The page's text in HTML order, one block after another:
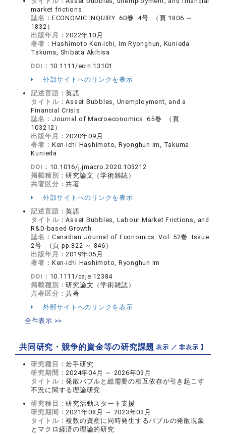
market frictions
誌名： ECONOMIC INQUIRY 60巻 4号 （頁 1806 ～
1832）
出版年月：2022年10月
著者： Hashimoto Ken-ichi, Im Ryonghun, Kunieda
Takuma, Shibata Akihisa
DOI： 10.1111/ecin.13101
外部サイトへのリンクを表示
記述言語：英語
タイトル：Asset Bubbles, Unemployment, and a
Financial Crisis
誌名： Journal of Macroeconomics 65巻 （頁
103212）
出版年月：2020年09月
著者： Ken-ichi Hashimoto, Ryonghun Im, Takuma
Kunieda
DOI： 10.1016/j.jmacro.2020.103212
掲載種別：研究論文（学術雑誌）
共著区分：共著
外部サイトへのリンクを表示
記述言語：英語
タイトル：Asset Bubbles, Labour Market Frictions, and
R&D-based Growth
誌名： Canadian Journal of Economics Vol. 52巻 Issue
2号 （頁 pp.822 ～ 846）
出版年月：2019年05月
著者： Ken-ichi Hashimoto, Ryonghun Im
DOI： 10.1111/caje.12384
掲載種別：研究論文（学術雑誌）
共著区分：共著
外部サイトへのリンクを表示
全件表示 >>
共同研究・競争的資金等の研究課題【 表示 ／非表示 】
研究種目：若手研究
研究期間：2024年04月 ～ 2026年03月
タイトル：発散バブルと総需要の相互依存が引き起こす
不況に関する理論研究
研究種目：研究活動スタート支援
研究期間：2021年08月 ～ 2023年03月
タイトル：複数の資産に同時発生するバブルの発散現象
とマクロ経済の理論的研究